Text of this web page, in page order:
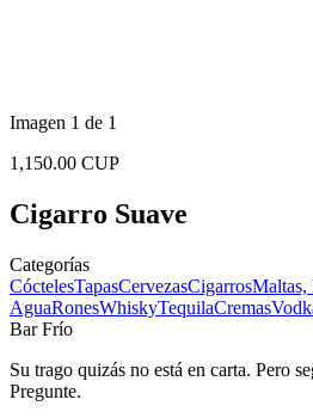
Imagen 1 de 1
1,150.00 CUP
Cigarro Suave
Categorías
CóctelesTapasCervezasCigarrosMaltas,
AguaRonesWhiskyTequilaCremas
Bar Frío
Su trago quizás no está en carta. Pero
Pregunte.